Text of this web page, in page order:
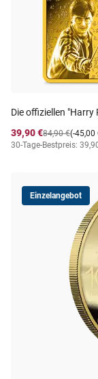
Die offiziellen
39,90 €
(-45,00
84,90 €
30-Tage-Bestpreis:
Einzelangebot